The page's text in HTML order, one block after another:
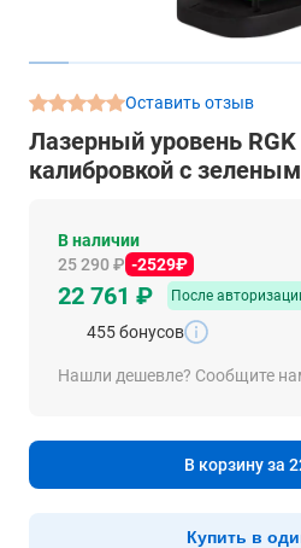
Оставить отзыв
Лазерный уровень RGK
калибровкой с
В наличии
25 290 ₽ -2529₽
22 761 ₽ После
455 бонусов
Нашли дешевле? Сообщите
В корзину за
Купить в